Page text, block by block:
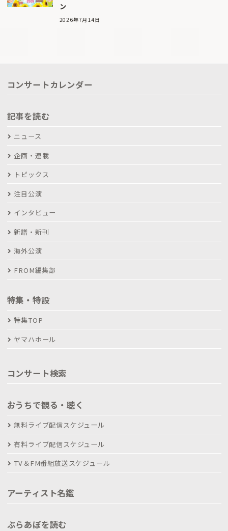
ン
2026年7月14日
コンサートカレンダー
記事を読む
ニュース
企画・連載
トピックス
注目公演
インタビュー
新譜・新刊
海外公演
FROM編集部
特集・特設
特集TOP
ヤマハホール
コンサート検索
おうちで観る・聴く
無料ライブ配信スケジュール
有料ライブ配信スケジュール
TV＆FM番組放送スケジュール
アーティスト名鑑
ぶらあぼを読む